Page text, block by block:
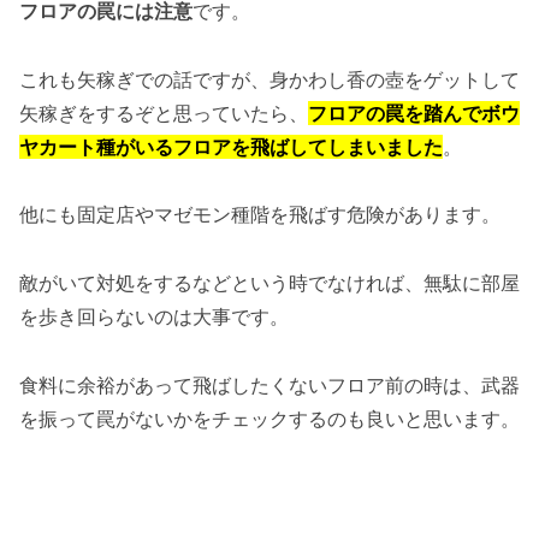
フロアの罠には注意です。
これも矢稼ぎでの話ですが、身かわし香の壺をゲットして
矢稼ぎをするぞと思っていたら、 フロアの罠を踏んでボウ
ヤカート種がいるフロアを飛ばしてしまいました。
他にも固定店やマゼモン種階を飛ばす危険があります。
敵がいて対処をするなどという時でなければ、無駄に部屋
を歩き回らないのは大事です。
食料に余裕があって飛ばしたくないフロア前の時は、武器
を振って罠がないかをチェックするのも良いと思います。